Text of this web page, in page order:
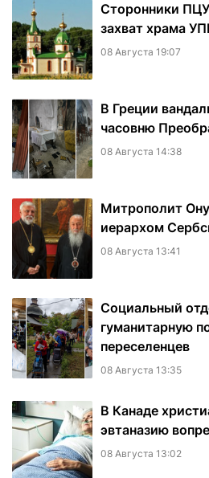
Сторонники
захват храма
08 Августа 19:07
В Греции
часовню
08 Августа 14:38
Митрополит
иерархом
08 Августа 13:41
Социальный
гуманитарную
переселенцев
08 Августа 13:35
В Канаде
эвтаназию
08 Августа 13:02